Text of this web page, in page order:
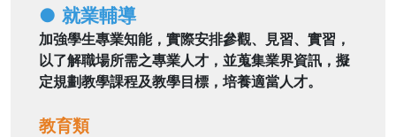
● 就業輔導
加強學生專業知能，實際安排參觀、見習、實習，
以了解職場所需之專業人才，並蒐集業界資訊，擬
定規劃教學課程及教學目標，培養適當人才。
教育類